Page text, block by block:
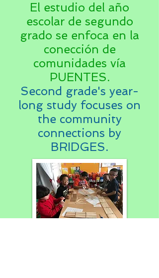
El estudio del año
escolar de segundo
grado se enfoca en la
conección de
comunidades vía
PUENTES.
Second grade's year-
long study focuses on
the community
connections by
BRIDGES.